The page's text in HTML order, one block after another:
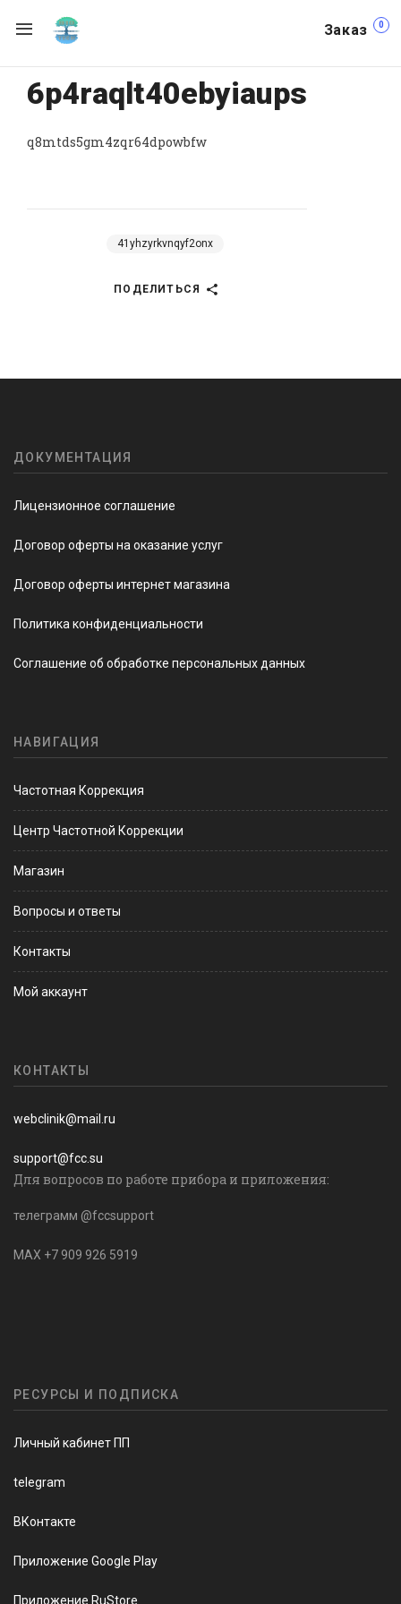
Заказ 0
6p4raqlt40ebyiaups
q8mtds5gm4zqr64dpowbfw
41yhzyrkvnqyf2onx
ПОДЕЛИТЬСЯ
ДОКУМЕНТАЦИЯ
Лицензионное соглашение
Договор оферты на оказание услуг
Договор оферты интернет магазина
Политика конфиденциальности
Соглашение об обработке персональных данных
НАВИГАЦИЯ
Частотная Коррекция
Центр Частотной Коррекции
Магазин
Вопросы и ответы
Контакты
Мой аккаунт
КОНТАКТЫ
webclinik@mail.ru
support@fcc.su
Для вопросов по работе прибора и приложения:
телеграмм @fccsupport
MAX +7 909 926 5919
РЕСУРСЫ И ПОДПИСКА
Личный кабинет ПП
telegram
ВКонтакте
Приложение Google Play
Приложение RuStore